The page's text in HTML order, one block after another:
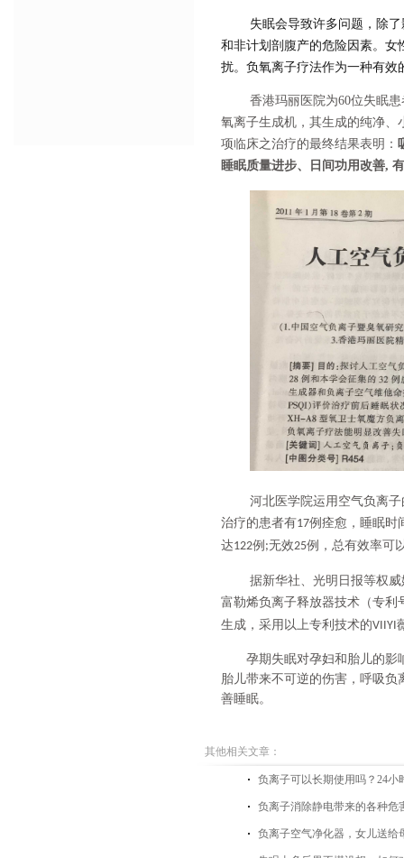
失眠会导致许多问题，除
和非计划剖腹产的危险因素。
扰。负氧离子疗法作为一种有
香港玛丽医院为60位失眠
氧离子生成机，其生成的纯净、
项临床之治疗的最终结果表明：
睡眠质量进步、日间功用改善,
河北医学院运用空气负离
治疗的患者有17例痊愈，睡眠时
达122例 ;无效25例，总有效率可
据新华社、光明日报等权
富勒烯负离子释放器技术（专利
生成，采用以上专利技术的VIIYI
孕期失眠对孕妇和胎儿的影
胎儿带来不可逆的伤害，呼吸
善睡眠。
其他相关文章：
负离子可以长期使用吗？24小
负离子消除静电带来的各种危
负离子空气净化器，女儿送给